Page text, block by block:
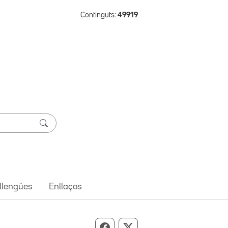
Continguts: 49919
Enllaços